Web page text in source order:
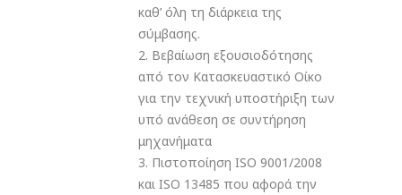
καθ’ όλη τη διάρκεια της
σύμβασης.
2. Βεβαίωση εξουσιοδότησης
από τον Κατασκευαστικό Οίκο
για την τεχνική υποστήριξη των
υπό ανάθεση σε συντήρηση
μηχανήματα
3. Πιστοποίηση ISO 9001/2008
και ISO 13485 που αφορά την